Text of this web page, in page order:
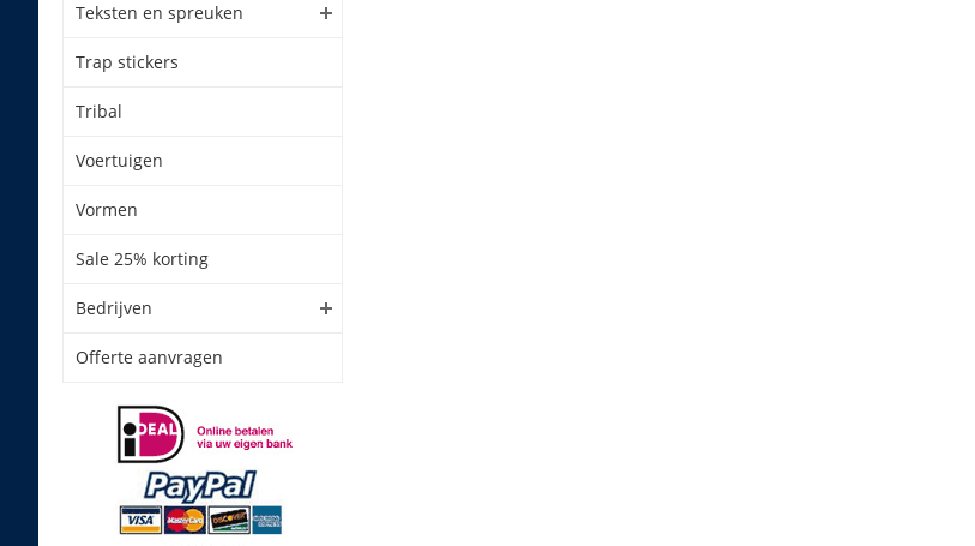
Teksten en spreuken
Trap stickers
Tribal
Voertuigen
Vormen
Sale 25% korting
Bedrijven
Offerte aanvragen